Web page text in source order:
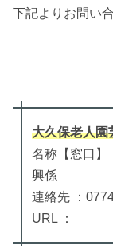
下記よりお問い
大久保老人園
名称【窓口】
興係
連絡先 ：
URL ：